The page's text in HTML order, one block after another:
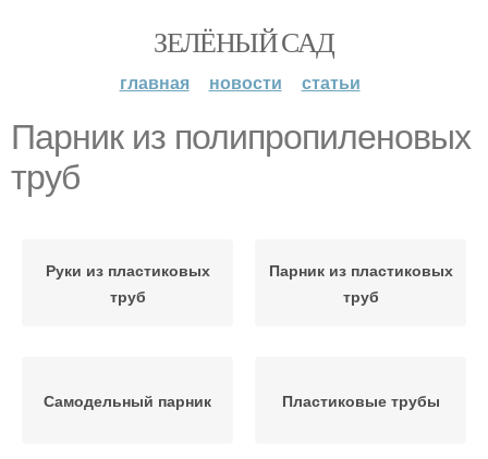
ЗЕЛЁНЫЙ САД
главная новости статьи
Парник из полипропиленовых
труб
Руки из пластиковых
труб
Парник из пластиковых
труб
Самодельный парник Пластиковые трубы